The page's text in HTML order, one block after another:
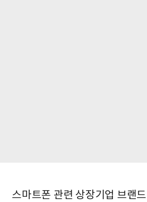
스마트폰 관련 상장기업 브랜